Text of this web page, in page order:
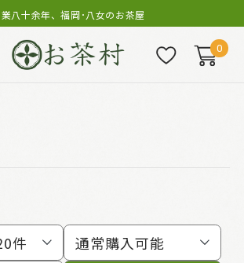
八十余年、福岡･八女のお茶屋
0
件
通常購入可能